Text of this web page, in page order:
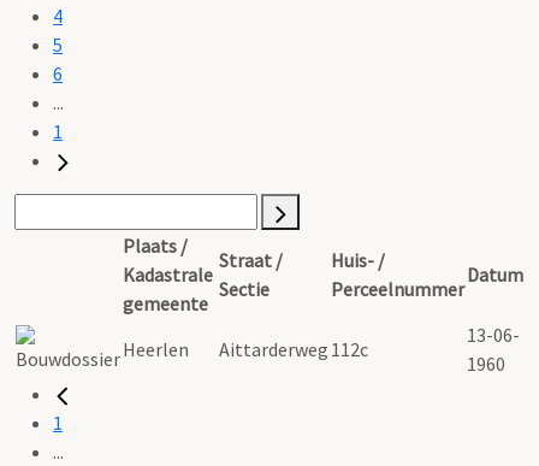
4
5
6
...
1
Plaats /
Kadastrale
gemeente
Straat /
Sectie
Huis- /
Perceelnummer
Datum
Heerlen Aittarderweg 112c
13-06-
1960
1
...